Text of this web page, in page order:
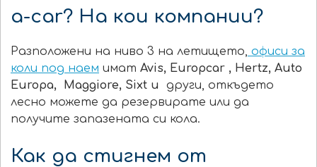
a-car? На кои компании?
Разположени на ниво 3 на летището, офиси за
коли под наем имат Avis, Europcar , Hertz, Auto
Europa,
Maggiore, Sixt и други, откъдето
лесно можете да резервирате или да
получите запазената си кола.
Как да стигнем от